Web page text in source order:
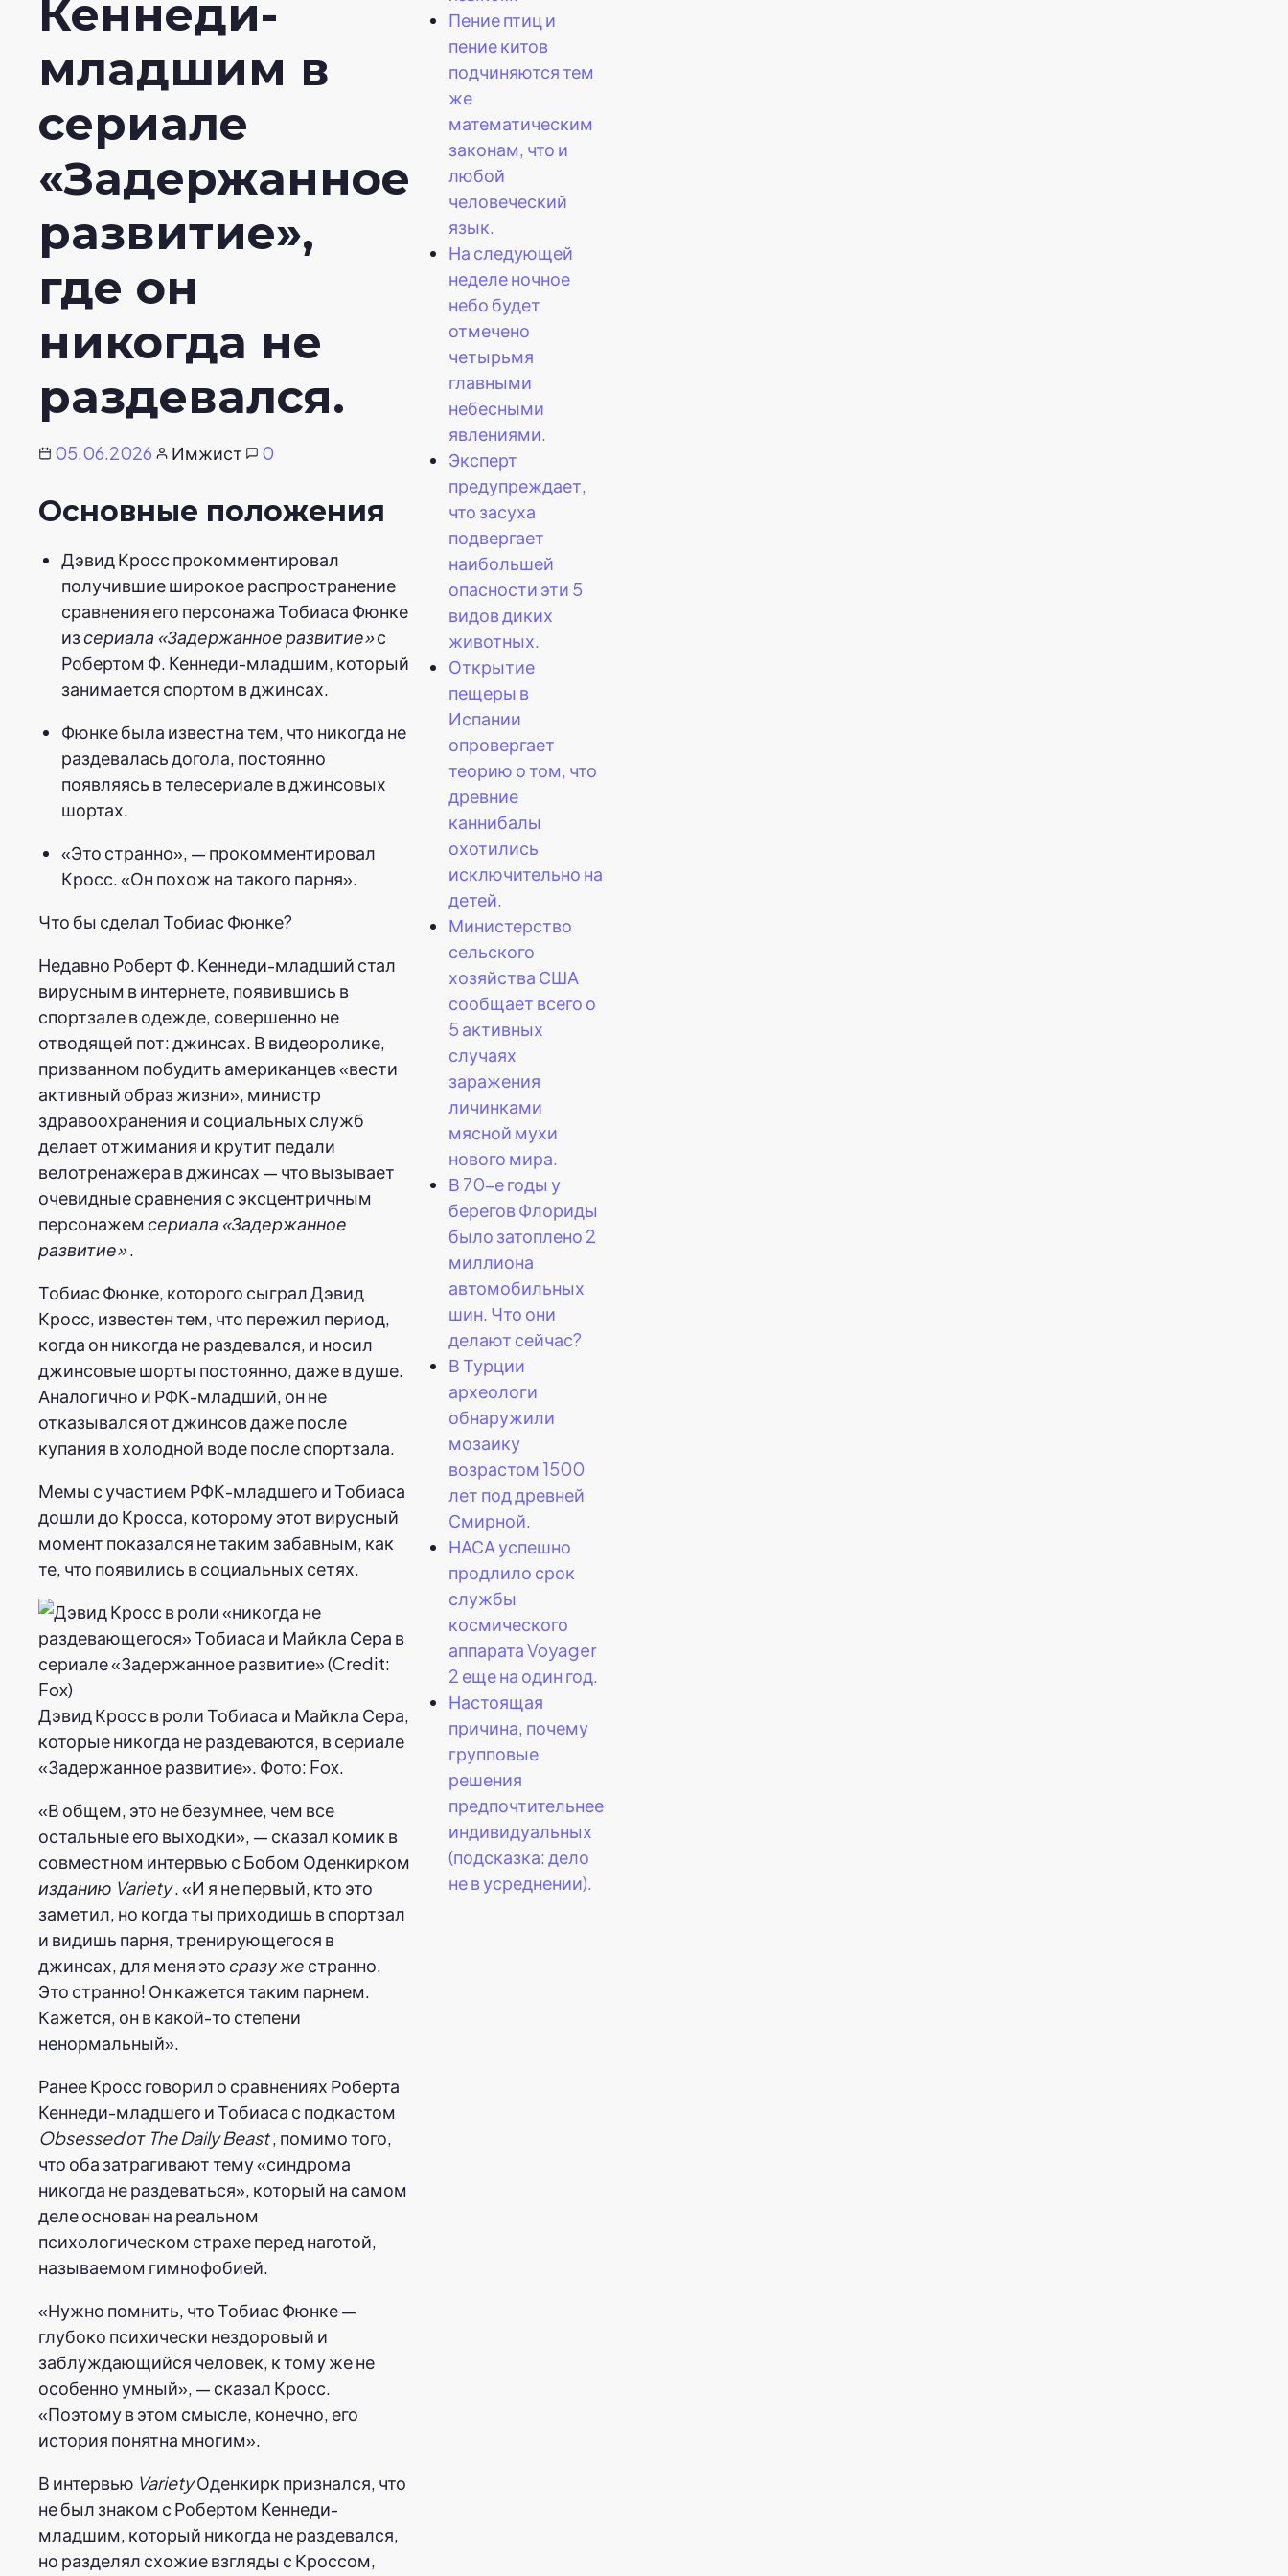
Кеннеди-
младшим в
сериале
«Задержанное
развитие»,
где он
никогда не
раздевался.
05.06.2026 Имжист 0
Основные положения
Дэвид Кросс прокомментировал
получившие широкое распространение
сравнения его персонажа Тобиаса Фюнке
изсериала «Задержанное развитие»с
Робертом Ф. Кеннеди-младшим, который
занимается спортом в джинсах.
Фюнке была известна тем, что никогда не
раздевалась догола, постоянно
появляясь в телесериале в джинсовых
шортах.
«Это странно», — прокомментировал
Кросс. «Он похож на такого парня».
Что бы сделал Тобиас Фюнке?
Недавно Роберт Ф. Кеннеди-младший стал
вирусным в интернете, появившись в
спортзале в одежде, совершенно не
отводящей пот: джинсах. В видеоролике,
призванном побудить американцев «вести
активный образ жизни», министр
здравоохранения и социальных служб
делает отжимания и крутит педали
велотренажера в джинсах — что вызывает
очевидные сравнения с эксцентричным
персонажемсериала «Задержанное
развитие».
Тобиас Фюнке, которого сыграл Дэвид
Кросс, известен тем, что пережил период,
когда он никогда не раздевался, и носил
джинсовые шорты постоянно, даже в душе.
Аналогично и РФК-младший, он не
отказывался от джинсов даже после
купания в холодной воде после спортзала.
Мемы с участием РФК-младшего и Тобиаса
дошли до Кросса, которому этот вирусный
момент показался не таким забавным, как
те, что появились в социальных сетях.
Дэвид Кросс в роли Тобиаса и Майкла Сера,
которые никогда не раздеваются, в сериале
«Задержанное развитие». Фото: Fox.
«В общем, это не безумнее, чем все
остальные его выходки», — сказал комик в
совместном интервью с Бобом Оденкирком
изданию Variety. «И я не первый, кто это
заметил, но когда ты приходишь в спортзал
и видишь парня, тренирующегося в
джинсах, для меня этосразу же странно.
Это странно! Он кажется таким парнем.
Кажется, он в какой-то степени
ненормальный».
Ранее Кросс говорил о сравнениях Роберта
Кеннеди-младшего и Тобиаса с подкастом
Obsessed от The Daily Beast, помимо того,
что оба затрагивают тему «синдрома
никогда не раздеваться», который на самом
деле основан на реальном
психологическом страхе перед наготой,
называемом гимнофобией.
«Нужно помнить, что Тобиас Фюнке —
глубоко психически нездоровый и
заблуждающийся человек, к тому же не
особенно умный», — сказал Кросс.
«Поэтому в этом смысле, конечно, его
история понятна многим».
В интервью VarietyОденкирк признался, что
не был знаком с Робертом Кеннеди-
младшим, который никогда не раздевался,
но разделял схожие взгляды с Кроссом,
Пение птиц и
пение китов
подчиняются тем
же
математическим
законам, что и
любой
человеческий
язык.
На следующей
неделе ночное
небо будет
отмечено
четырьмя
главными
небесными
явлениями.
Эксперт
предупреждает,
что засуха
подвергает
наибольшей
опасности эти 5
видов диких
животных.
Открытие
пещеры в
Испании
опровергает
теорию о том, что
древние
каннибалы
охотились
исключительно на
детей.
Министерство
сельского
хозяйства США
сообщает всего о
5 активных
случаях
заражения
личинками
мясной мухи
нового мира.
В 70-е годы у
берегов Флориды
было затоплено 2
миллиона
автомобильных
шин. Что они
делают сейчас?
В Турции
археологи
обнаружили
мозаику
возрастом 1500
лет под древней
Смирной.
НАСА успешно
продлило срок
службы
космического
аппарата Voyager
2 еще на один год.
Настоящая
причина, почему
групповые
решения
предпочтительнее
индивидуальных
(подсказка: дело
не в усреднении).